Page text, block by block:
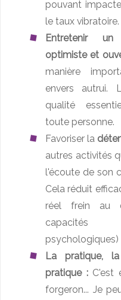
pouvant
le taux vibratoire.
Entretenir
optimiste et
manière
envers autrui.
qualité
toute personne.
Favoriser la
autres activités
l'écoute de son
Cela réduit
réel frein au
capacités
psychologiques)
La pratique,
pratique : C'est
forgeron... Je